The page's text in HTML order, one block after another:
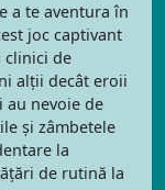
a te aventura în
joc captivant
clinici de
alții decât eroii
au nevoie de
și zâmbetele
la
de rutină la